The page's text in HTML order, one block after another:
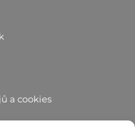
a cookies